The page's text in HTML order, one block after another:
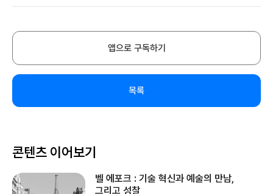
앱으로 구독하기
목록
콘텐츠 이어보기
벨 에포크 : 기술 혁신과 예술의 만남,
그리고 성찰